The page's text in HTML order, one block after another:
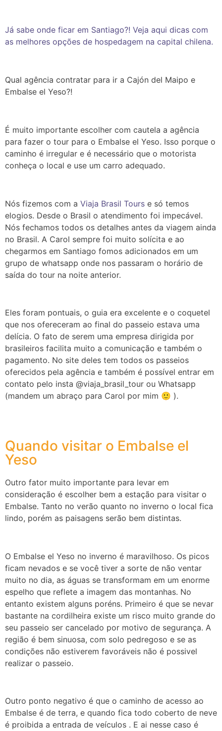
Já sabe onde ficar em Santiago?! Veja aqui dicas com
as melhores opções de hospedagem na capital chilena.
Qual agência contratar para ir a Cajón del Maipo e
Embalse el Yeso?!
É muito importante escolher com cautela a agência
para fazer o tour para o Embalse el Yeso. Isso porque o
caminho é irregular e é necessário que o motorista
conheça o local e use um carro adequado.
Nós fizemos com a Viaja Brasil Tours e só temos
elogios. Desde o Brasil o atendimento foi impecável.
Nós fechamos todos os detalhes antes da viagem ainda
no Brasil. A Carol sempre foi muito solícita e ao
chegarmos em Santiago fomos adicionados em um
grupo de whatsapp onde nos passaram o horário de
saída do tour na noite anterior.
Eles foram pontuais, o guia era excelente e o coquetel
que nos ofereceram ao final do passeio estava uma
delícia. O fato de serem uma empresa dirigida por
brasileiros facilita muito a comunicação e também o
pagamento. No site deles tem todos os passeios
oferecidos pela agência e também é possível entrar em
contato pelo insta @viaja_brasil_tour ou Whatsapp
(mandem um abraço para Carol por mim 🙂 ).
Quando visitar o Embalse el
Yeso
Outro fator muito importante para levar em
consideração é escolher bem a estação para visitar o
Embalse. Tanto no verão quanto no inverno o local fica
lindo, porém as paisagens serão bem distintas.
O Embalse el Yeso no inverno é maravilhoso. Os picos
ficam nevados e se você tiver a sorte de não ventar
muito no dia, as águas se transformam em um enorme
espelho que reflete a imagem das montanhas. No
entanto existem alguns poréns. Primeiro é que se nevar
bastante na cordilheira existe um risco muito grande do
seu passeio ser cancelado por motivo de segurança. A
região é bem sinuosa, com solo pedregoso e se as
condições não estiverem favoráveis não é possivel
realizar o passeio.
Outro ponto negativo é que o caminho de acesso ao
Embalse é de terra, e quando fica todo coberto de neve
é proibida a entrada de veículos . E ai nesse caso é